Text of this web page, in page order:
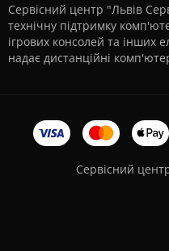
Сервісний центр "Львів
технічну підтримку
ігрових консолей та інших
надає дистанційні
Сервісний